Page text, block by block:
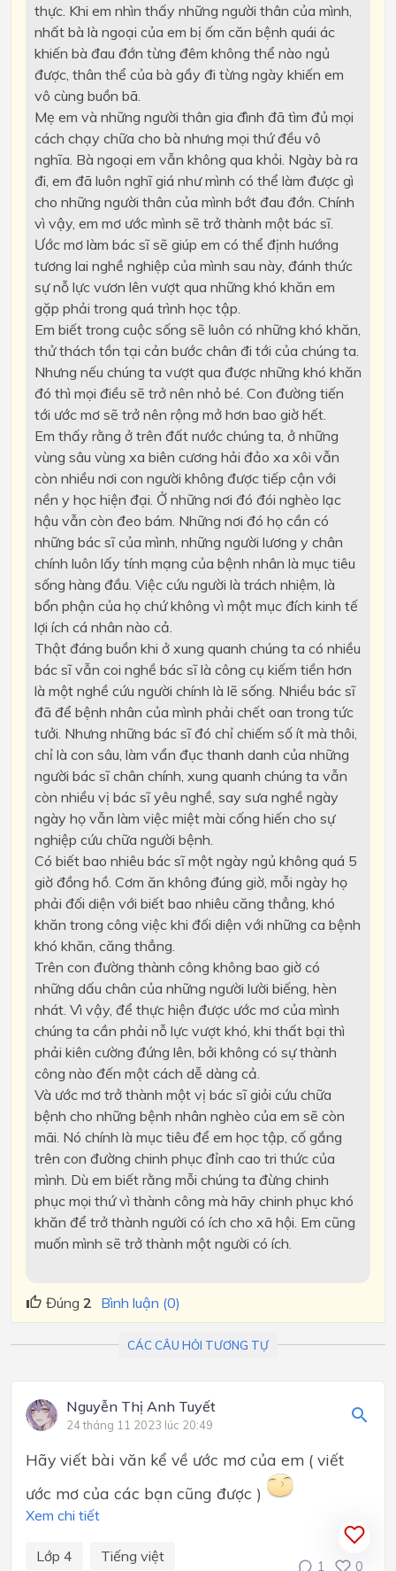
thực. Khi em nhìn thấy những người thân của mình,
nhất bà là ngoại của em bị ốm căn bệnh quái ác
khiến bà đau đớn từng đêm không thể nào ngủ
được, thân thể của bà gầy đi từng ngày khiến em
vô cùng buồn bã.
Mẹ em và những người thân gia đình đã tìm đủ mọi
cách chạy chữa cho bà nhưng mọi thứ đều vô
nghĩa. Bà ngoại em vẫn không qua khỏi. Ngày bà ra
đi, em đã luôn nghĩ giá như mình có thể làm được gì
cho những người thân của mình bớt đau đớn. Chính
vì vậy, em mơ ước mình sẽ trở thành một bác sĩ.
Ước mơ làm bác sĩ sẽ giúp em có thể định hướng
tương lai nghề nghiệp của mình sau này, đánh thức
sự nỗ lực vươn lên vượt qua những khó khăn em
gặp phải trong quá trình học tập.
Em biết trong cuộc sống sẽ luôn có những khó khăn,
thử thách tồn tại cản bước chân đi tới của chúng ta.
Nhưng nếu chúng ta vượt qua được những khó khăn
đó thì mọi điều sẽ trở nên nhỏ bé. Con đường tiến
tới ước mơ sẽ trở nên rộng mở hơn bao giờ hết.
Em thấy rằng ở trên đất nước chúng ta, ở những
vùng sâu vùng xa biên cương hải đảo xa xôi vẫn
còn nhiều nơi con người không được tiếp cận với
nền y học hiện đại. Ở những nơi đó đói nghèo lạc
hậu vẫn còn đeo bám. Những nơi đó họ cần có
những bác sĩ của mình, những người lương y chân
chính luôn lấy tính mạng của bệnh nhân là mục tiêu
sống hàng đầu. Việc cứu người là trách nhiệm, là
bổn phận của họ chứ không vì một mục đích kinh tế
lợi ích cá nhân nào cả.
Thật đáng buồn khi ở xung quanh chúng ta có nhiều
bác sĩ vẫn coi nghề bác sĩ là công cụ kiếm tiền hơn
là một nghề cứu người chính là lẽ sống. Nhiều bác sĩ
đã để bệnh nhân của mình phải chết oan trong tức
tưởi. Nhưng những bác sĩ đó chỉ chiếm số ít mà thôi,
chỉ là con sâu, làm vẩn đục thanh danh của những
người bác sĩ chân chính, xung quanh chúng ta vẫn
còn nhiều vị bác sĩ yêu nghề, say sưa nghề ngày
ngày họ vẫn làm việc miệt mài cống hiến cho sự
nghiệp cứu chữa người bệnh.
Có biết bao nhiêu bác sĩ một ngày ngủ không quá 5
giờ đồng hồ. Cơm ăn không đúng giờ, mỗi ngày họ
phải đối diện với biết bao nhiêu căng thẳng, khó
khăn trong công việc khi đối diện với những ca bệnh
khó khăn, căng thẳng.
Trên con đường thành công không bao giờ có
những dấu chân của những người lười biếng, hèn
nhát. Vì vậy, để thực hiện được ước mơ của mình
chúng ta cần phải nỗ lực vượt khó, khi thất bại thì
phải kiên cường đứng lên, bởi không có sự thành
công nào đến một cách dễ dàng cả.
Và ước mơ trở thành một vị bác sĩ giỏi cứu chữa
bệnh cho những bệnh nhân nghèo của em sẽ còn
mãi. Nó chính là mục tiêu để em học tập, cố gắng
trên con đường chinh phục đỉnh cao tri thức của
mình. Dù em biết rằng mỗi chúng ta đừng chinh
phục mọi thứ vì thành công mà hãy chinh phục khó
khăn để trở thành người có ích cho xã hội. Em cũng
muốn mình sẽ trở thành một người có ích.
Đúng 2 Bình luận (0)
CÁC CÂU HỎI TƯƠNG TỰ
Nguyễn Thị Anh Tuyết
24 tháng 11 2023 lúc 20:49
Hãy viết bài văn kể về ước mơ của em ( viết
ước mơ của các bạn cũng được )
Xem chi tiết
Lớp 4 Tiếng việt
1 0